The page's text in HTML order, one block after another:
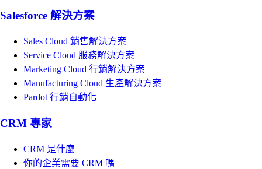
Salesforce 解決方案
Sales Cloud 銷售解決方案
Service Cloud 服務解決方案
Marketing Cloud 行銷解決方案
Manufacturing Cloud 生產解決方案
Pardot 行銷自動化
CRM 專家
CRM 是什麼
你的企業需要 CRM 嗎